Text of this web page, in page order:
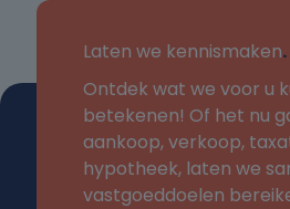
Laten we kennismaken.
Ontdek wat we voor u
betekenen! Of het nu
aankoop, verkoop,
hypotheek, laten we
vastgoeddoelen